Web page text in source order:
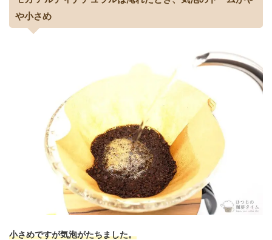
や小さめ
小さめですが気泡がたちました。